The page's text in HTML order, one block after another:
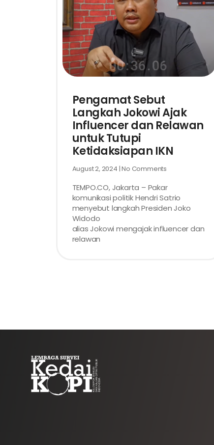
Pengamat Sebut
Langkah Jokowi Ajak
Influencer dan Relawan
untuk Tutupi
Ketidaksiapan IKN
August 2, 2024 No Comments
TEMPO.CO, Jakarta – Pakar
komunikasi politik Hendri Satrio
menyebut langkah Presiden Joko
Widodo
alias Jokowi mengajak influencer dan
relawan